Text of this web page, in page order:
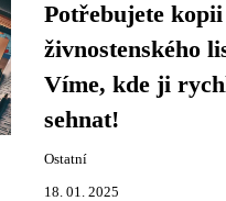
Potřebujete kopii
živnostenského
Víme, kde ji
sehnat!
Ostatní
18. 01. 2025